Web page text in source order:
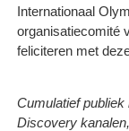
Internationaal
organisatiecomité
feliciteren met
Cumulatief
Discovery